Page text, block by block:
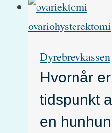
fået
Hvad
skal
jeg
gøre?
Dyrebrevkassen
Hvornår
tidspunkt
en